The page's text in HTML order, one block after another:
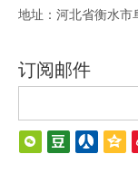
地址：河北省衡水市
订阅邮件